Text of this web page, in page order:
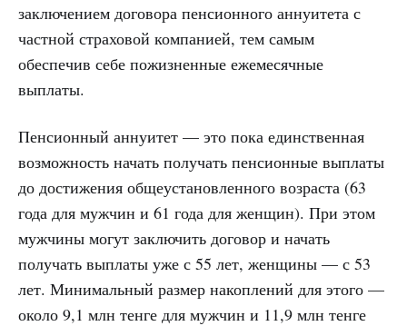
заключением договора пенсионного аннуитета с
частной страховой компанией, тем самым
обеспечив себе пожизненные ежемесячные
выплаты.
Пенсионный аннуитет — это пока единственная
возможность начать получать пенсионные выплаты
до достижения общеустановленного возраста (63
года для мужчин и 61 года для женщин). При этом
мужчины могут заключить договор и начать
получать выплаты уже с 55 лет, женщины — с 53
лет. Минимальный размер накоплений для этого —
около 9,1 млн тенге для мужчин и 11,9 млн тенге